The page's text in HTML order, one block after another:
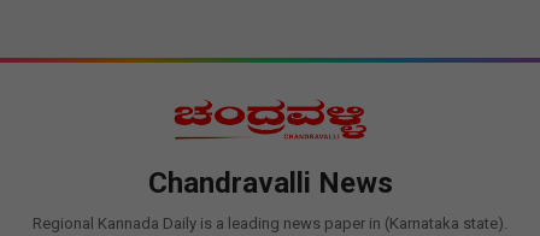
Chandravalli News
Regional Kannada Daily is a leading news paper in (Karnataka state).